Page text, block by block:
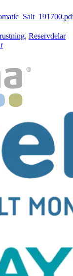
, Reservdelar